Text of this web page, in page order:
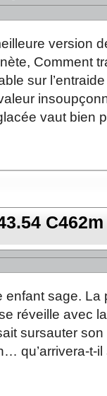
version
Comment
sur
vaut bien
sage. La
réveille avec
sursauter
qu’arrivera-t-